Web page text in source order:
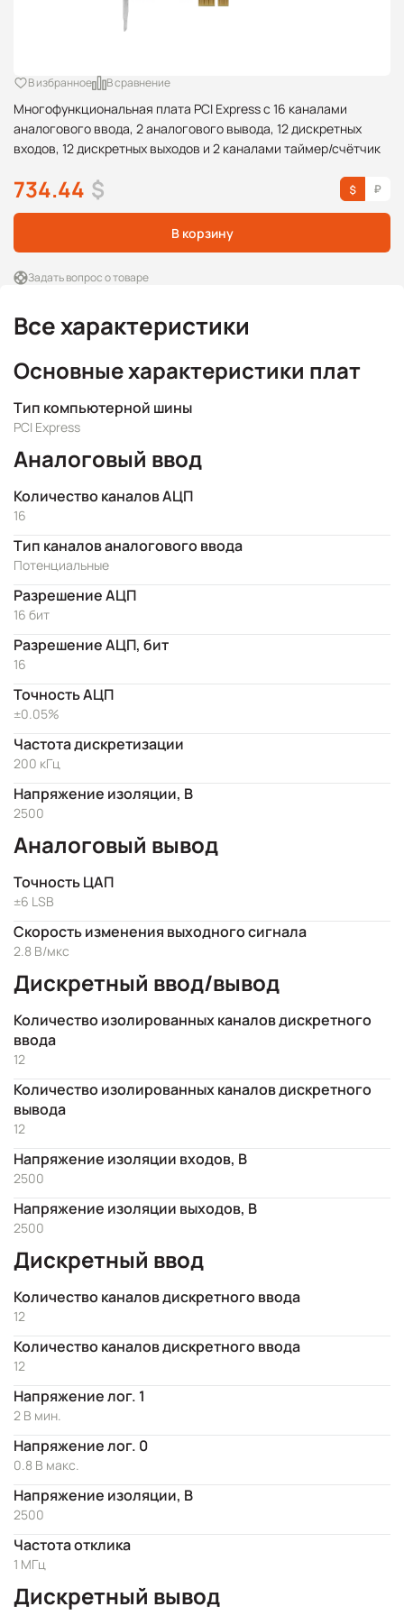
Многофункциональная плата PCI Express с 16 каналами
аналогового ввода, 2 аналогового вывода, 12 дискретных
входов, 12 дискретных выходов и 2 каналами таймер/счётчик
В избранное В сравнение
734.44 $
В корзину
Задать вопрос о товаре
Все характеристики
Основные характеристики плат
Тип компьютерной шины
PCI Express
Аналоговый ввод
Количество каналов АЦП
16
Тип каналов аналогового ввода
Потенциальные
Разрешение АЦП
16 бит
Разрешение АЦП, бит
16
Точность АЦП
±0.05%
Частота дискретизации
200 кГц
Напряжение изоляции, В
2500
Аналоговый вывод
Точность ЦАП
±6 LSB
Скорость изменения выходного сигнала
2.8 В/мкс
Дискретный ввод/вывод
Количество изолированных каналов дискретного
ввода
12
Количество изолированных каналов дискретного
вывода
12
Напряжение изоляции входов, В
2500
Напряжение изоляции выходов, В
2500
Дискретный ввод
Количество каналов дискретного ввода
12
Количество каналов дискретного ввода
12
Напряжение лог. 1
2 В мин.
Напряжение лог. 0
0.8 В макс.
Напряжение изоляции, В
2500
Частота отклика
1 МГц
Дискретный вывод